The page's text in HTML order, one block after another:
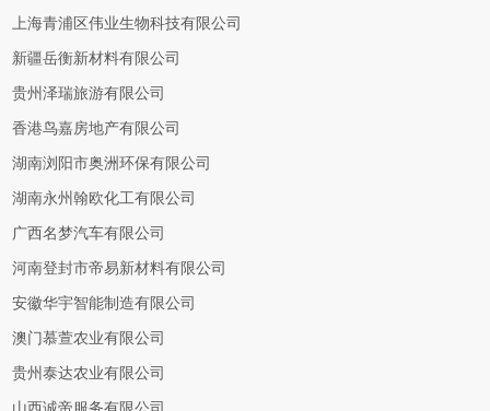
上海青浦区伟业生物科技有限公司
新疆岳衡新材料有限公司
贵州泽瑞旅游有限公司
香港鸟嘉房地产有限公司
湖南浏阳市奥洲环保有限公司
湖南永州翰欧化工有限公司
广西名梦汽车有限公司
河南登封市帝易新材料有限公司
安徽华宇智能制造有限公司
澳门慕萱农业有限公司
贵州泰达农业有限公司